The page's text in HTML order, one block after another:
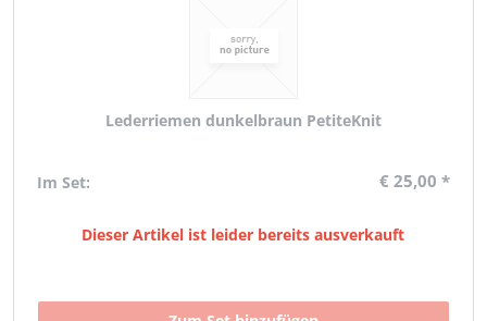
Lederriemen dunkelbraun PetiteKnit
Im Set: € 25,00 *
Dieser Artikel ist leider bereits ausverkauft